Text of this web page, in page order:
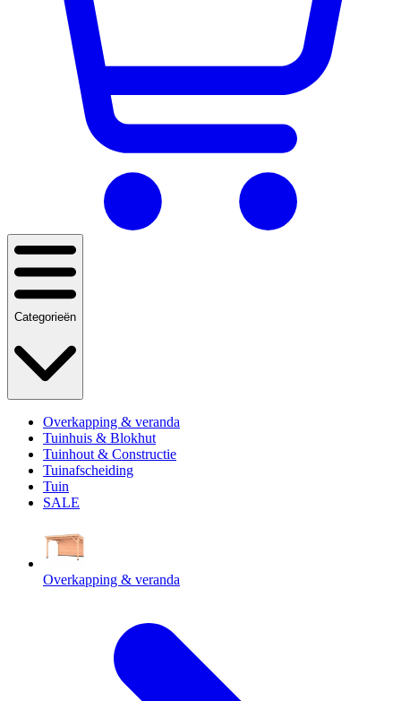
Categorieën
Overkapping & veranda
Tuinhuis & Blokhut
Tuinhout & Constructie
Tuinafscheiding
Tuin
SALE
Overkapping & veranda